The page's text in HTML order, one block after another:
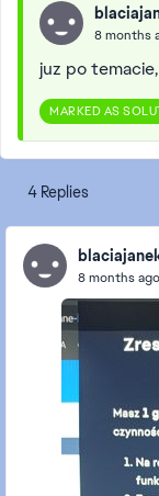
8 months
juz po
MARKED AS
4 Replies
8 months ago